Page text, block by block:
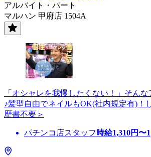
アルバイト・パート
マルハン 甲府店 1504A
「オシャレを我慢したくない！」そん
♪髪型自由でネイルもOK(社内規定有)！
歴書不要＞
パチンコ店スタッフ 時給1,310円〜